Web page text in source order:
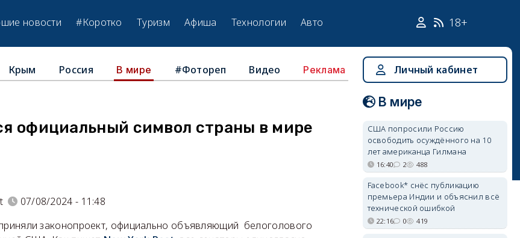
новости #Коротко Туризм Афиша Технологии Авто 18+
Крым Россия В мире #Фотореп Видео Реклама
официальный символ страны в мире
07/08/2024 - 11:48
законопроект, официально объявляющий белоголового
Личный кабинет
В мире
США попросили Россию
освободить осуждённого на 10
лет американца Гилмана
16:40 2 488
Facebook* снёс публикацию
премьера Индии и объяснил всё
технической ошибкой
22:16 0 419